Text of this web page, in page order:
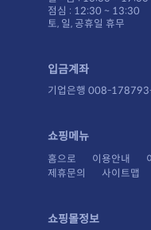
점심 : 12:30 ~ 13:30
토, 일, 공휴일 휴무
입금계좌
기업은행 008-
쇼핑메뉴
홈으로 이용안내
제휴문의
사이트맵
쇼핑몰정보